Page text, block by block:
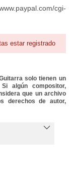
cgi-
estar registrado
solo tienen un
algún compositor,
que un archivo
derechos de autor,